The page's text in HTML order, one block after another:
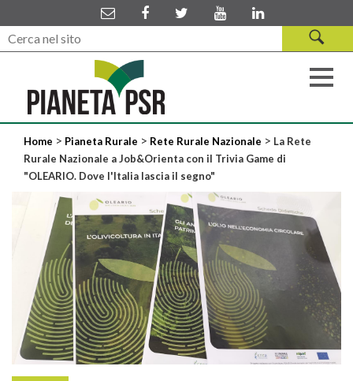
Home > Pianeta Rurale > Rete Rurale Nazionale > La Rete
Rurale Nazionale a Job&Orienta con il Trivia Game di
"OLEARIO. Dove l'Italia lascia il segno"